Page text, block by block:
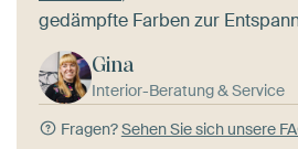
gedämpfte Farben zur
Gina
Interior-Beratung & Service
Fragen?Sehen Sie sich unsere